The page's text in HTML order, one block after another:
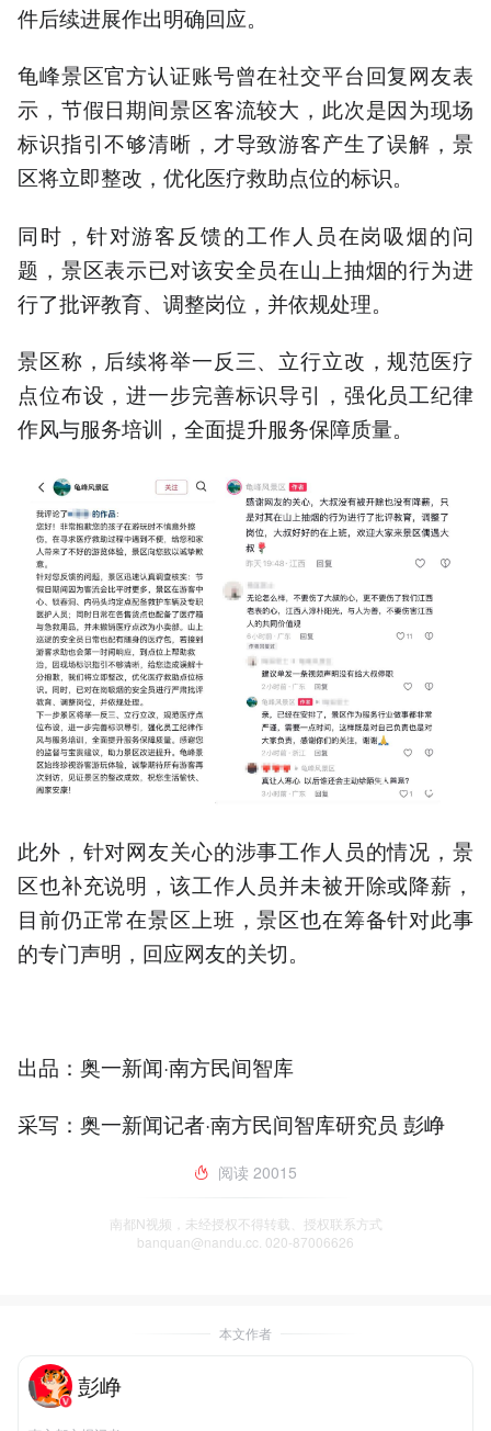
件后续进展作出明确回应。
龟峰景区官方认证账号曾在社交平台回复网友表
示，节假日期间景区客流较大，此次是因为现场
标识指引不够清晰，才导致游客产生了误解，景
区将立即整改，优化医疗救助点位的标识。
同时，针对游客反馈的工作人员在岗吸烟的问
题，景区表示已对该安全员在山上抽烟的行为进
行了批评教育、调整岗位，并依规处理。
景区称，后续将举一反三、立行立改，规范医疗
点位布设，进一步完善标识导引，强化员工纪律
作风与服务培训，全面提升服务保障质量。
此外，针对网友关心的涉事工作人员的情况，景
区也补充说明，该工作人员并未被开除或降薪，
目前仍正常在景区上班，景区也在筹备针对此事
的专门声明，回应网友的关切。
出品：奥一新闻·南方民间智库
采写：奥一新闻记者·南方民间智库研究员 彭峥
阅读 20015
南都N视频，未经授权不得转载、授权联系方式
banquan@nandu.cc. 020-87006626
本文作者
彭峥